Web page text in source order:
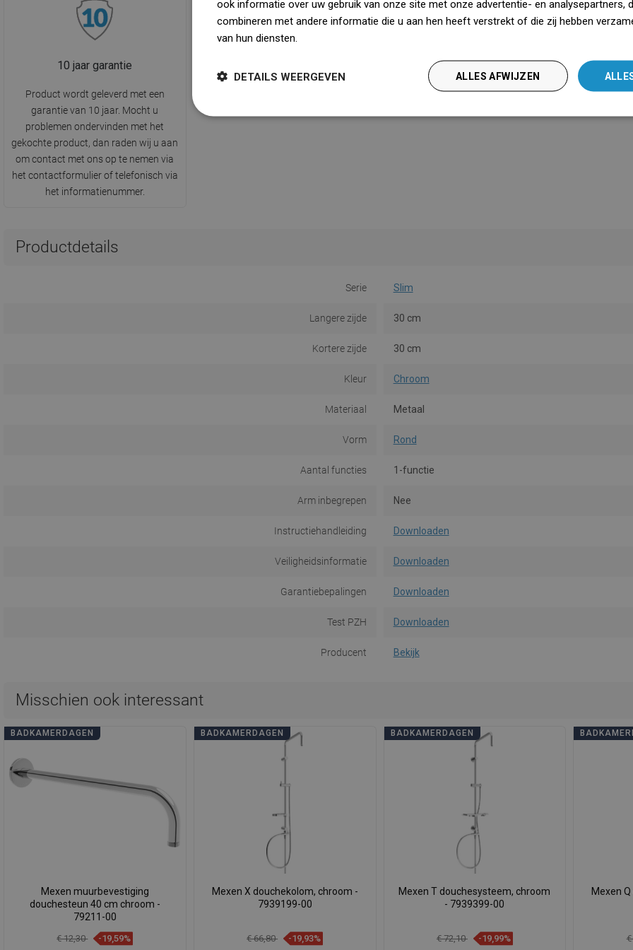
10 jaar garantie
Product wordt geleverd met een
garantie van 10 jaar. Mocht u
problemen ondervinden met het
gekochte product, dan raden wij u aan
om contact met ons op te nemen via
het contactformulier of telefonisch via
het informatienummer.
Productdetails
Serie Slim
Langere zijde 30 cm
Kortere zijde 30 cm
Kleur Chroom
Materiaal Metaal
Vorm Rond
Aantal functies 1-functie
Arm inbegrepen Nee
Instructiehandleiding Downloaden
Veiligheidsinformatie Downloaden
Garantiebepalingen Downloaden
Test PZH Downloaden
Producent Bekijk
Misschien ook interessant
BADKAMERDAGEN
Mexen muurbevestiging
douchesteun 40 cm chroom -
79211-00
€ 12,30 -19,59%
BADKAMERDAGEN
Mexen X douchekolom, chroom -
7939199-00
€ 66,80 -19,93%
BADKAMERDAGEN
Mexen T douchesysteem, chroom
- 7939399-00
€ 72,10 -19,99%
Mexen
ook informatie over uw gebruik van onze site met onze advertentie- en analysepartners,
combineren met andere informatie die u aan hen heeft verstrekt of die zij hebben
van hun diensten.
ALLES AFWIJZEN
DETAILS WEERGEVEN